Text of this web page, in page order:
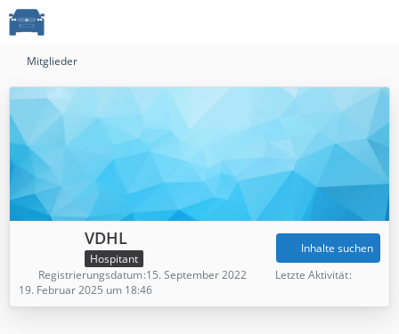
Mitglieder
VDHL
Hospitant
Inhalte suchen
Registrierungsdatum 15. September 2022
Letzte Aktivität
19. Februar 2025 um 18:46